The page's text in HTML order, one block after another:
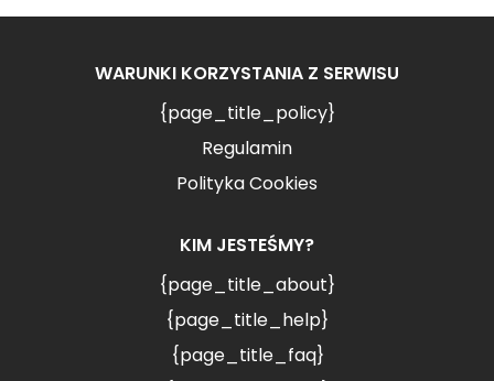
WARUNKI KORZYSTANIA Z SERWISU
{page_title_policy}
Regulamin
Polityka Cookies
KIM JESTEŚMY?
{page_title_about}
{page_title_help}
{page_title_faq}